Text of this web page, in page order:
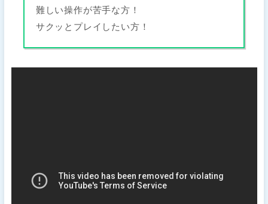
難しい操作が苦手な方！
サクッとプレイしたい方！